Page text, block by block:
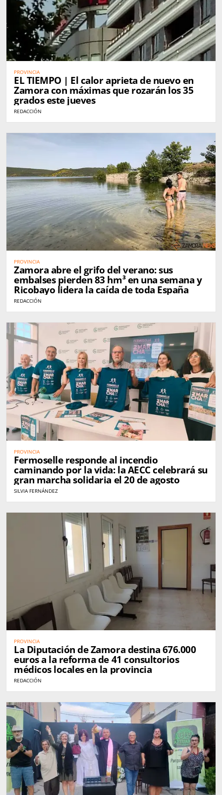
PROVINCIA
EL TIEMPO | El calor aprieta de nuevo en
Zamora con máximas que rozarán los 35
grados este jueves
REDACCIÓN
PROVINCIA
Zamora abre el grifo del verano: sus
embalses pierden 83 hm³ en una semana y
Ricobayo lidera la caída de toda España
REDACCIÓN
PROVINCIA
Fermoselle responde al incendio
caminando por la vida: la AECC celebrará su
gran marcha solidaria el 20 de agosto
SILVIA FERNÁNDEZ
PROVINCIA
La Diputación de Zamora destina 676.000
euros a la reforma de 41 consultorios
médicos locales en la provincia
REDACCIÓN